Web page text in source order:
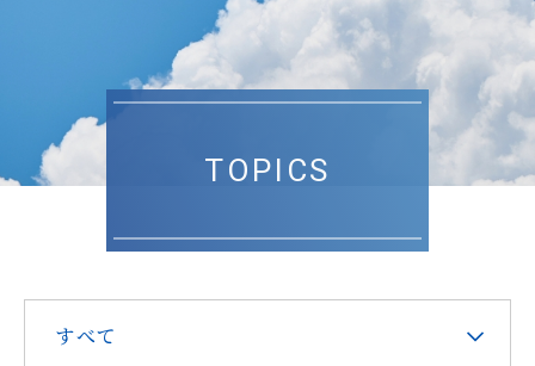
入試案内
進路・進学
卒業生の皆様へ
在校生・保護者の皆様へ
TOPICS
すべて